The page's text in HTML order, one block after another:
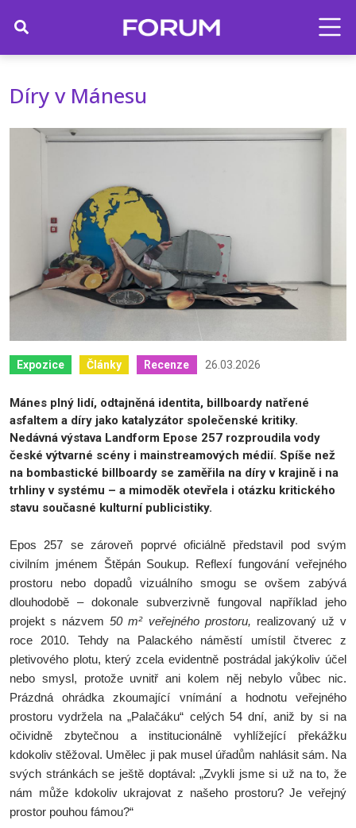
Díry v Mánesu
Expozice Články Recenze 26.03.2026
Mánes plný lidí, odtajněná identita, billboardy natřené
asfaltem a díry jako katalyzátor společenské kritiky.
Nedávná výstava Landform Epose 257 rozproudila vody
české výtvarné scény i mainstreamových médií. Spíše než
na bombastické billboardy se zaměřila na díry v krajině i na
trhliny v systému – a mimoděk otevřela i otázku kritického
stavu současné kulturní publicistiky.
Epos 257 se zároveň poprvé oficiálně představil pod svým
civilním jménem Štěpán Soukup. Reflexí fungování veřejného
prostoru nebo dopadů vizuálního smogu se ovšem zabývá
dlouhodobě – dokonale subverzivně fungoval například jeho
projekt s názvem50 m² veřejného prostoru, realizovaný už v
roce 2010. Tehdy na Palackého náměstí umístil čtverec z
pletivového plotu, který zcela evidentně postrádal jakýkoliv účel
nebo smysl, protože uvnitř ani kolem něj nebylo vůbec nic.
Prázdná ohrádka zkoumající vnímání a hodnotu veřejného
prostoru vydržela na „Palačáku“ celých 54 dní, aniž by si na
očividně zbytečnou a institucionálně vyhlížející překážku
kdokoliv stěžoval. Umělec ji pak musel úřadům nahlásit sám. Na
svých stránkách se ještě doptával: „Zvykli jsme si už na to, že
nám může kdokoliv ukrajovat z našeho prostoru? Je veřejný
prostor pouhou fámou?“